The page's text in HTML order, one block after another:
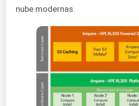
nube modernas.